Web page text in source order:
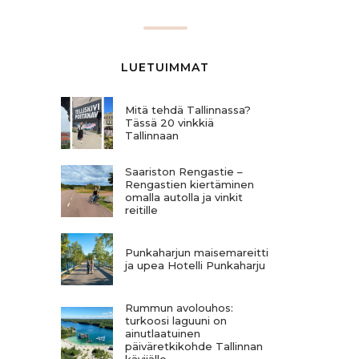
LUETUIMMAT
Mitä tehdä Tallinnassa?
Tässä 20 vinkkiä
Tallinnaan
Saariston Rengastie –
Rengastien kiertäminen
omalla autolla ja vinkit
reitille
Punkaharjun maisemareitti
ja upea Hotelli Punkaharju
Rummun avolouhos:
turkoosi laguuni on
ainutlaatuinen
päiväretkikohde Tallinnan